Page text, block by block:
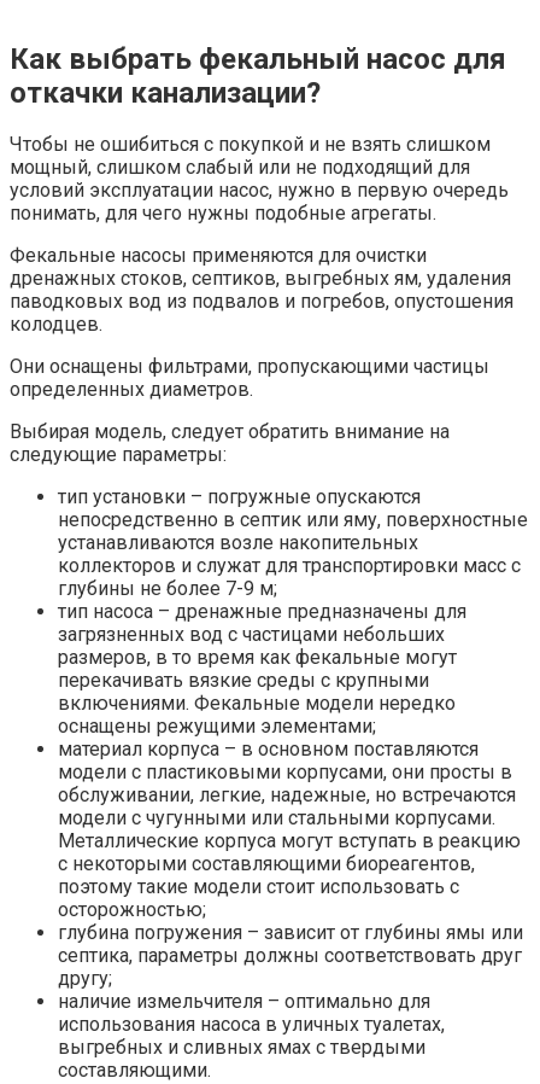
Как выбрать фекальный насос для
откачки канализации?
Чтобы не ошибиться с покупкой и не взять слишком
мощный, слишком слабый или не подходящий для
условий эксплуатации насос, нужно в первую очередь
понимать, для чего нужны подобные агрегаты.
Фекальные насосы применяются для очистки
дренажных стоков, септиков, выгребных ям, удаления
паводковых вод из подвалов и погребов, опустошения
колодцев.
Они оснащены фильтрами, пропускающими частицы
определенных диаметров.
Выбирая модель, следует обратить внимание на
следующие параметры:
тип установки – погружные опускаются
непосредственно в септик или яму, поверхностные
устанавливаются возле накопительных
коллекторов и служат для транспортировки масс с
глубины не более 7-9 м;
тип насоса – дренажные предназначены для
загрязненных вод с частицами небольших
размеров, в то время как фекальные могут
перекачивать вязкие среды с крупными
включениями. Фекальные модели нередко
оснащены режущими элементами;
материал корпуса – в основном поставляются
модели с пластиковыми корпусами, они просты в
обслуживании, легкие, надежные, но встречаются
модели с чугунными или стальными корпусами.
Металлические корпуса могут вступать в реакцию
с некоторыми составляющими биореагентов,
поэтому такие модели стоит использовать с
осторожностью;
глубина погружения – зависит от глубины ямы или
септика, параметры должны соответствовать друг
другу;
наличие измельчителя – оптимально для
использования насоса в уличных туалетах,
выгребных и сливных ямах с твердыми
составляющими.